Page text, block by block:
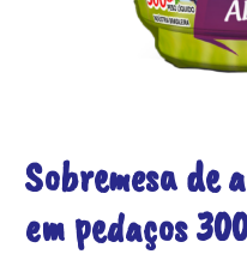
Sobremesa de
em pedaços